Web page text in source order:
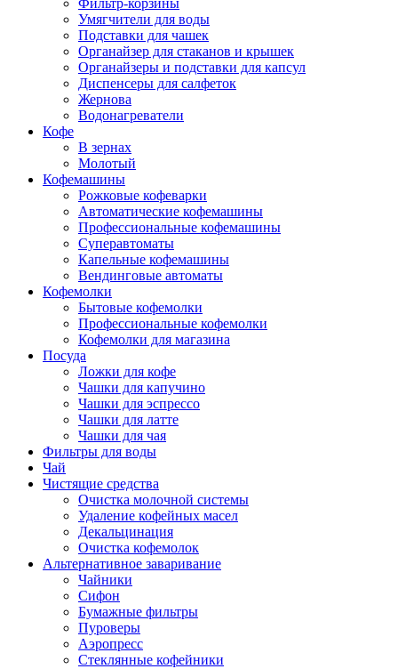
Фильтр-корзины
Умягчители для воды
Подставки для чашек
Органайзер для стаканов и крышек
Органайзеры и подставки для капсул
Диспенсеры для салфеток
Жернова
Водонагреватели
Кофе
В зернах
Молотый
Кофемашины
Рожковые кофеварки
Автоматические кофемашины
Профессиональные кофемашины
Суперавтоматы
Капельные кофемашины
Вендинговые автоматы
Кофемолки
Бытовые кофемолки
Профессиональные кофемолки
Кофемолки для магазина
Посуда
Ложки для кофе
Чашки для капучино
Чашки для эспрессо
Чашки для латте
Чашки для чая
Фильтры для воды
Чай
Чистящие средства
Очистка молочной системы
Удаление кофейных масел
Декальцинация
Очистка кофемолок
Альтернативное заваривание
Чайники
Сифон
Бумажные фильтры
Пуроверы
Аэропресс
Стеклянные кофейники